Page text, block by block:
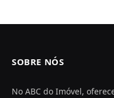
SOBRE NÓS
No ABC do Imóvel,